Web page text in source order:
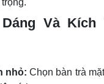
Và Kích
nhỏ: Chọn bàn trà